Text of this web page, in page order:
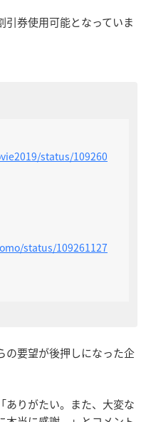
券使用可能となっていま
status/109260
status/109261127
の要望が後押しになった企
ありがたい。また、大変な